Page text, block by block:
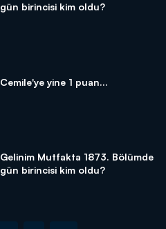
gün birincisi kim oldu?
Cemile'ye yine 1 puan...
Gelinim Mutfakta 1873. Bölümde
gün birincisi kim oldu?